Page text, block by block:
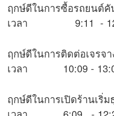
ฤกษ์ดีในการซื้อรถยนต์คั
เวลา 9:11 -
ฤกษ์ดีในการติดต่อเจรจ
เวลา 10:09 -
ฤกษ์ดีในการเปิดร้านเริ่